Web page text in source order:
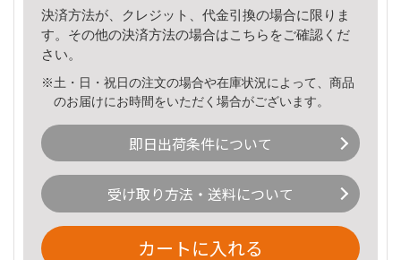
決済方法が、クレジット、代金引換の場合に限りま
す。その他の決済方法の場合はこちら をご確認くだ
さい。
※土・日・祝日の注文の場合や在庫状況によって、商品
のお届けにお時間をいただく場合がございます。
即日出荷条件について
受け取り方法・送料について
カートに入れる